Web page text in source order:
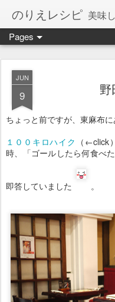
のりえレシピ 美味しいレシ
Pages
JUN
9 野
ちょっと前ですが、東麻布
１００キロハイク （←click
時、「ゴールしたら何食べ
即答していました 。